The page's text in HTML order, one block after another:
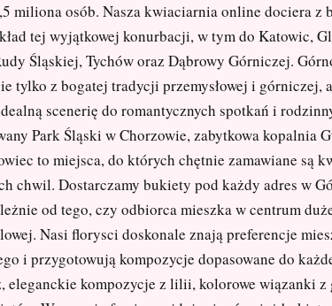
miliona osób. Nasza kwiaciarnia online dociera z
tej wyjątkowej konurbacji, w tym do Katowic,
Śląskiej, Tychów oraz Dąbrowy Górniczej.
tylko z bogatej tradycji przemysłowej i górniczej,
scenerię do romantycznych spotkań i
Park Śląski w Chorzowie, zabytkowa kopalnia
to miejsca, do których chętnie zamawiane są
chwil. Dostarczamy bukiety pod każdy adres w
od tego, czy odbiorca mieszka w centrum
Nasi florysci doskonale znają preferencje
i przygotowują kompozycje dopasowane do
eleganckie kompozycje z lilii, kolorowe wiązanki z